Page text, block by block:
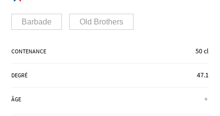
MARQUES
RÉGIONS
COFFRETS & CADEAUX
Barbade Old Brothers
CONTENANCE 50 cl
DEGRÉ 47.1
ÂGE +